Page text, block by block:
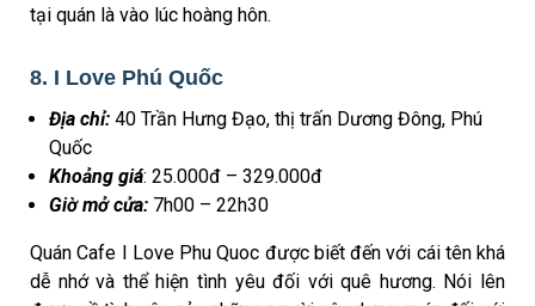
tại quán là vào lúc hoàng hôn.
8. I Love Phú Quốc
Địa chỉ: 40 Trần Hưng Đạo, thị trấn Dương Đông, Phú
Quốc
Khoảng giá: 25.000đ – 329.000đ
Giờ mở cửa: 7h00 – 22h30
Quán Cafe I Love Phu Quoc được biết đến với cái tên khá
dễ nhớ và thể hiện tình yêu đối với quê hương. Nói lên